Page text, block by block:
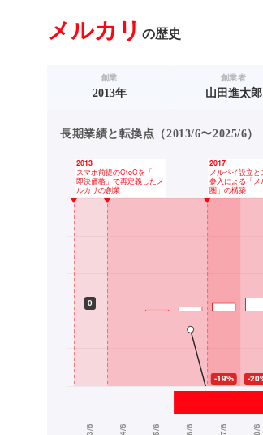
メルカリ の歴史
創業
2013年
創業者
山田進太郎
長期業績と転換点（2013/6〜2025/6）